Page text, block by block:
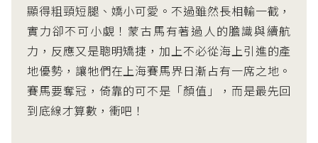
顯得粗頸短腿、嬌小可愛。不過雖然長相輸一截，
實力卻不可小覷！蒙古馬有著過人的膽識與續航
力，反應又是聰明矯捷，加上不必從海上引進的產
地優勢，讓牠們在上海賽馬界日漸占有一席之地。
賽馬要奪冠，倚靠的可不是「顏值」，而是最先回
到底線才算數，衝吧！